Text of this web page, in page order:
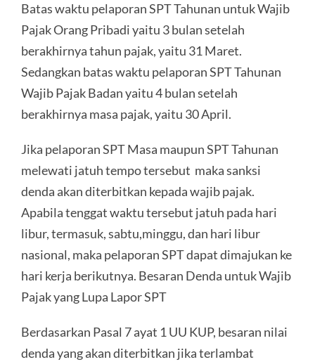
Batas waktu pelaporan SPT Tahunan untuk Wajib
Pajak Orang Pribadi yaitu 3 bulan setelah
berakhirnya tahun pajak, yaitu 31 Maret.
Sedangkan batas waktu pelaporan SPT Tahunan
Wajib Pajak Badan yaitu 4 bulan setelah
berakhirnya masa pajak, yaitu 30 April.
Jika pelaporan SPT Masa maupun SPT Tahunan
melewati jatuh tempo tersebut maka sanksi
denda akan diterbitkan kepada wajib pajak.
Apabila tenggat waktu tersebut jatuh pada hari
libur, termasuk, sabtu,minggu, dan hari libur
nasional, maka pelaporan SPT dapat dimajukan ke
hari kerja berikutnya. Besaran Denda untuk Wajib
Pajak yang Lupa Lapor SPT
Berdasarkan Pasal 7 ayat 1 UU KUP, besaran nilai
denda yang akan diterbitkan jika terlambat